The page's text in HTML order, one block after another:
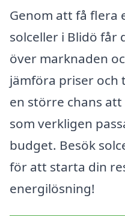
Genom att få flera
solceller i Blidö får
över marknaden
jämföra priser och
en större chans
som verkligen
budget. Besök
för att starta din
energilösning!